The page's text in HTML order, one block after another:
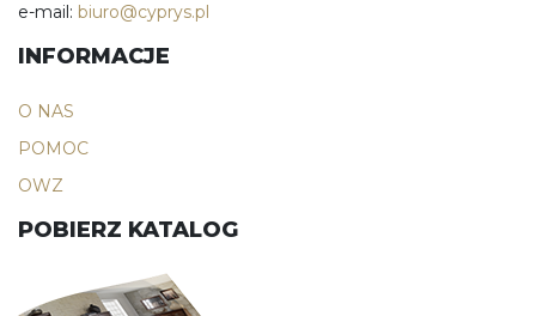
e-mail: biuro@cyprys.pl
INFORMACJE
O NAS
POMOC
OWZ
POBIERZ KATALOG